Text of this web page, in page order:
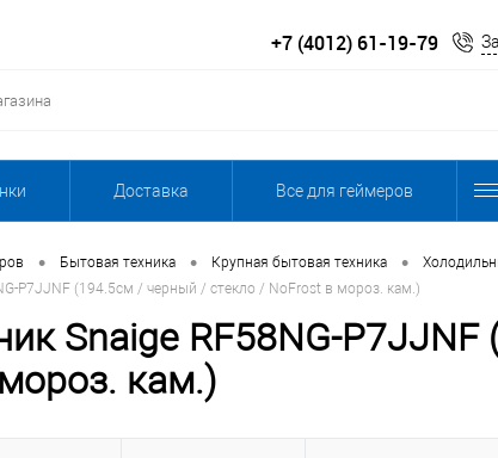
+7 (4012) 61-19-79
Доставка Все для геймеров
• Бытовая техника • Крупная бытовая техника •
P7JJNF (194.5см / черный / стекло / NoFrost в мороз. кам.)
Snaige RF58NG-
кам.)